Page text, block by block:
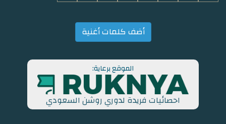
أضف كلمات أغنية
الموقع برعاية:
احصائيات فريدة لدوري روشن السعودي